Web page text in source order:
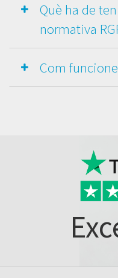
Què ha de
normativa
Com